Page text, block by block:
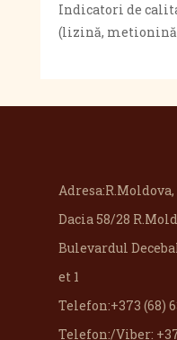
Indicatori de
(lizină,
Adresa:
Dacia 58/28
Bulevardul
et 1
Telefon:+373 (68)
Telefon:/Viber: